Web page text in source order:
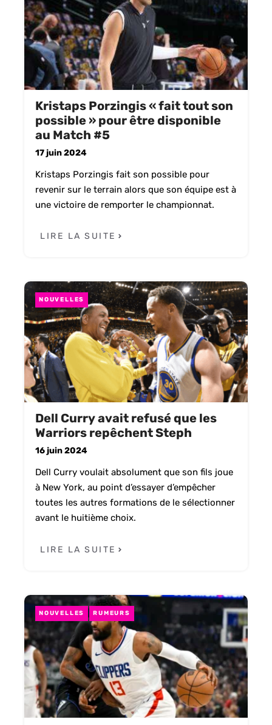
Kristaps Porzingis « fait tout son
possible » pour être disponible
au Match #5
17 juin 2024
Kristaps Porzingis fait son possible pour
revenir sur le terrain alors que son équipe est à
une victoire de remporter le championnat.
LIRE LA SUITE
NOUVELLES
Dell Curry avait refusé que les
Warriors repêchent Steph
16 juin 2024
Dell Curry voulait absolument que son fils joue
à New York, au point d’essayer d’empêcher
toutes les autres formations de le sélectionner
avant le huitième choix.
LIRE LA SUITE
NOUVELLES RUMEURS